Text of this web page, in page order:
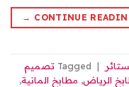
CONTINUE
→
|
Tagged تصميم
الرياض, مطابخ المانية,